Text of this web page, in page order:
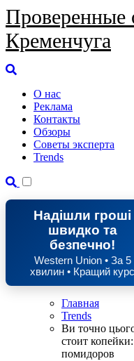
Проверенные
Кременчуга
О нас
Реклама
Контакты
Обзоры
Советы эксперта
Trends
Надішли гроші
швидко та
безпечно!
Western Union • За 5
хвилин • Кращий курс
Главная
Trends
Ви точно
стоит
помидоров